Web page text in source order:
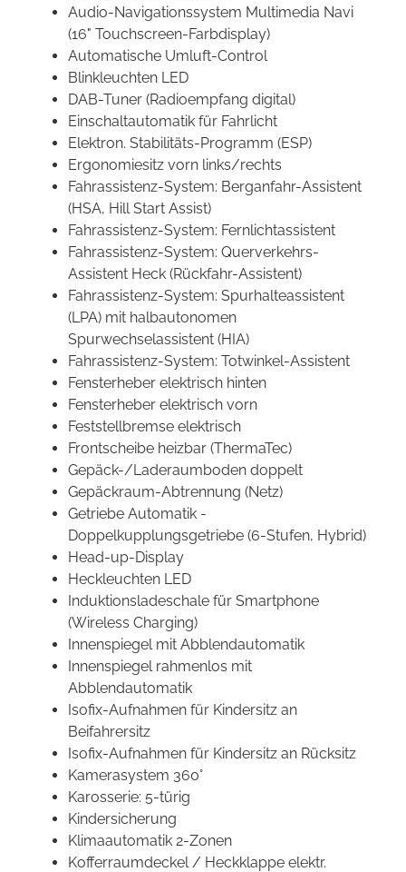
Audio-Navigationssystem Multimedia Navi
(16" Touchscreen-Farbdisplay)
Automatische Umluft-Control
Blinkleuchten LED
DAB-Tuner (Radioempfang digital)
Einschaltautomatik für Fahrlicht
Elektron. Stabilitäts-Programm (ESP)
Ergonomiesitz vorn links/rechts
Fahrassistenz-System: Berganfahr-Assistent
(HSA, Hill Start Assist)
Fahrassistenz-System: Fernlichtassistent
Fahrassistenz-System: Querverkehrs-
Assistent Heck (Rückfahr-Assistent)
Fahrassistenz-System: Spurhalteassistent
(LPA) mit halbautonomen
Spurwechselassistent (HIA)
Fahrassistenz-System: Totwinkel-Assistent
Fensterheber elektrisch hinten
Fensterheber elektrisch vorn
Feststellbremse elektrisch
Frontscheibe heizbar (ThermaTec)
Gepäck-/Laderaumboden doppelt
Gepäckraum-Abtrennung (Netz)
Getriebe Automatik -
Doppelkupplungsgetriebe (6-Stufen, Hybrid)
Head-up-Display
Heckleuchten LED
Induktionsladeschale für Smartphone
(Wireless Charging)
Innenspiegel mit Abblendautomatik
Innenspiegel rahmenlos mit
Abblendautomatik
Isofix-Aufnahmen für Kindersitz an
Beifahrersitz
Isofix-Aufnahmen für Kindersitz an Rücksitz
Kamerasystem 360°
Karosserie: 5-türig
Kindersicherung
Klimaautomatik 2-Zonen
Kofferraumdeckel / Heckklappe elektr.